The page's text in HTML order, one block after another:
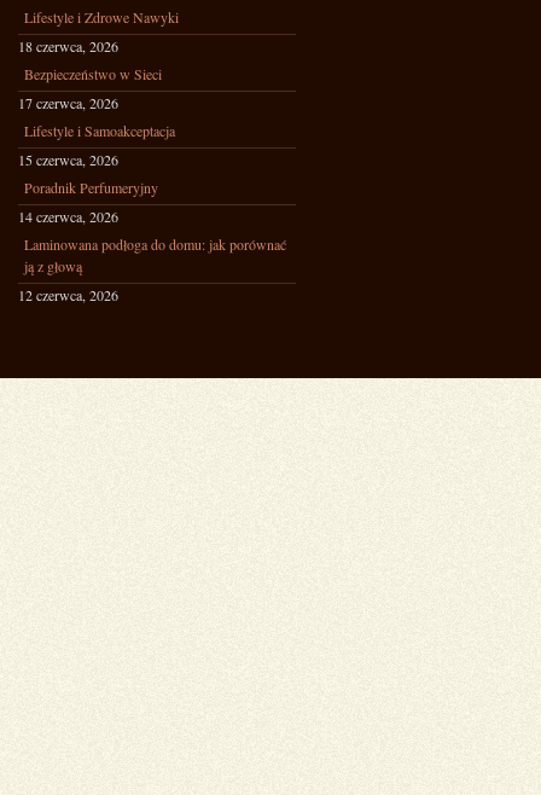
Lifestyle i Zdrowe Nawyki
18 czerwca, 2026
Bezpieczeństwo w Sieci
17 czerwca, 2026
Lifestyle i Samoakceptacja
15 czerwca, 2026
Poradnik Perfumeryjny
14 czerwca, 2026
Laminowana podłoga do domu: jak porównać
ją z głową
12 czerwca, 2026